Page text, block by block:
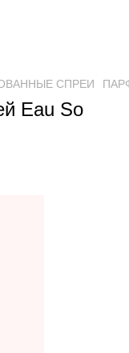
СПРЕИ
Eau So